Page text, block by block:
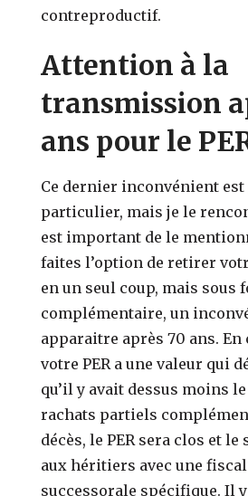
contreproductif.
Attention à la
transmission
ans pour le
Ce dernier inconvénient
particulier, mais je le
est important de le
faites l’option de retirer
en un seul coup, mais sous
complémentaire, un
apparaitre après 70 ans. En
votre PER a une valeur qui
qu’il y avait dessus moins
rachats partiels
décès, le PER sera clos et le
aux héritiers avec une
successorale spécifique. Il